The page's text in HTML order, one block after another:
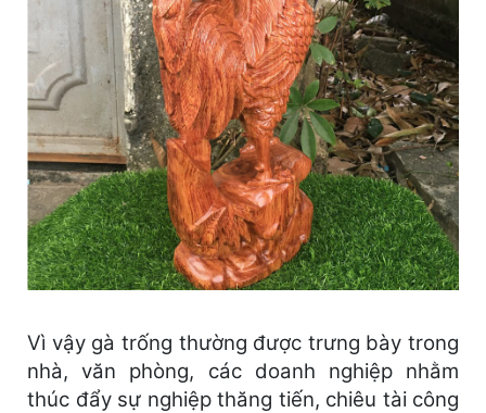
Vì vậy gà trống thường được trưng bày trong
nhà, văn phòng, các doanh nghiệp nhằm
thúc đẩy sự nghiệp thăng tiến, chiêu tài công